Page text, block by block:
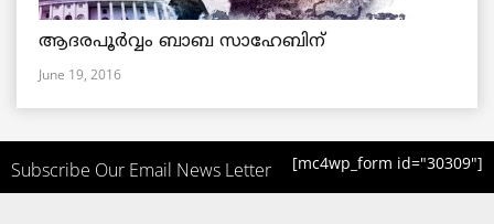
ആദരപൂര്‍വ്വം ബാബ സാഹേബിന്
June 19, 2016
Subscribe Our Email News Letter [mc4wp_form id="30309"]